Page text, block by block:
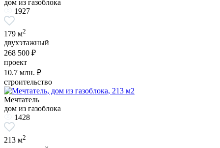
дом из газоблока
1927
179 м2
двухэтажный
268 500 ₽
проект
10.7 млн. ₽
строительство
Мечтатель
дом из газоблока
1428
213 м2